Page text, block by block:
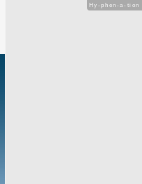
Hy-phen-a-tion